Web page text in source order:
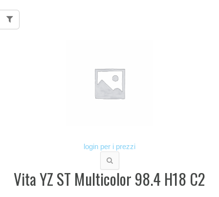
login per i prezzi
Vita YZ ST Multicolor 98.4 H18 C2